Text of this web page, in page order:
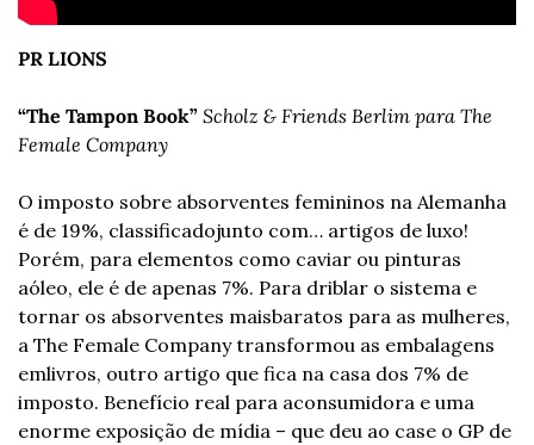
PR LIONS
“The Tampon Book” Scholz & Friends Berlim para The
Female Company
O imposto sobre absorventes femininos na Alemanha
é de 19%, classificadojunto com… artigos de luxo!
Porém, para elementos como caviar ou pinturas
aóleo, ele é de apenas 7%. Para driblar o sistema e
tornar os absorventes maisbaratos para as mulheres,
a The Female Company transformou as embalagens
emlivros, outro artigo que fica na casa dos 7% de
imposto. Benefício real para aconsumidora e uma
enorme exposição de mídia – que deu ao case o GP de